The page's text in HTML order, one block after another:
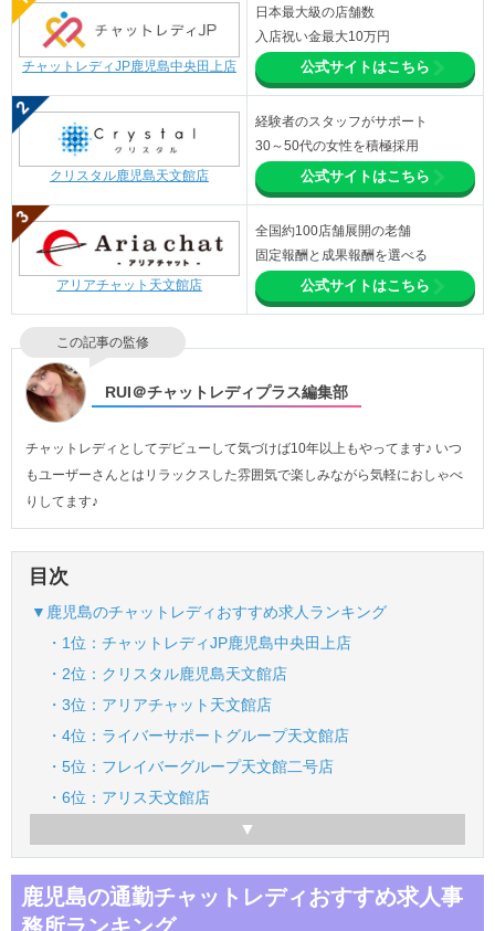
チャットレディJP鹿児島中央田上店
日本最大級の店舗数
入店祝い金最大10万円
公式サイトはこちら
クリスタル鹿児島天文館店
経験者のスタッフがサポート
30～50代の女性を積極採用
公式サイトはこちら
アリアチャット天文館店
全国約100店舗展開の老舗
固定報酬と成果報酬を選べる
公式サイトはこちら
この記事の監修
RUI＠チャットレディプラス編集部
チャットレディとしてデビューして気づけば10年以上もやってます♪ いつ
もユーザーさんとはリラックスした雰囲気で楽しみながら気軽におしゃべ
りしてます♪
目次
▼鹿児島のチャットレディおすすめ求人ランキング
・1位：チャットレディJP鹿児島中央田上店
・2位：クリスタル鹿児島天文館店
・3位：アリアチャット天文館店
・4位：ライバーサポートグループ天文館店
・5位：フレイバーグループ天文館二号店
・6位：アリス天文館店
鹿児島の通勤チャットレディおすすめ求人事